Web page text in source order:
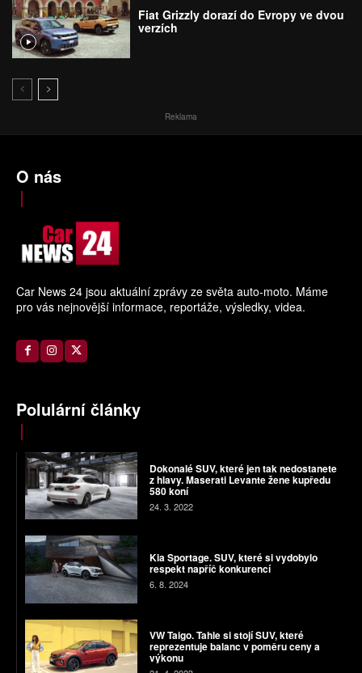
Fiat Grizzly dorazí do Evropy ve dvou
verzích
Reklama
O nás
Car News 24 jsou aktuální zprávy ze světa auto-moto. Máme
pro vás nejnovější informace, reportáže, výsledky, videa.
Polulární články
Dokonalé SUV, které jen tak nedostanete
z hlavy. Maserati Levante žene kupředu
580 koní
24. 3. 2022
Kia Sportage. SUV, které si vydobylo
respekt napříč konkurencí
6. 8. 2024
VW Taigo. Tahle si stojí SUV, které
reprezentuje balanc v poměru ceny a
výkonu